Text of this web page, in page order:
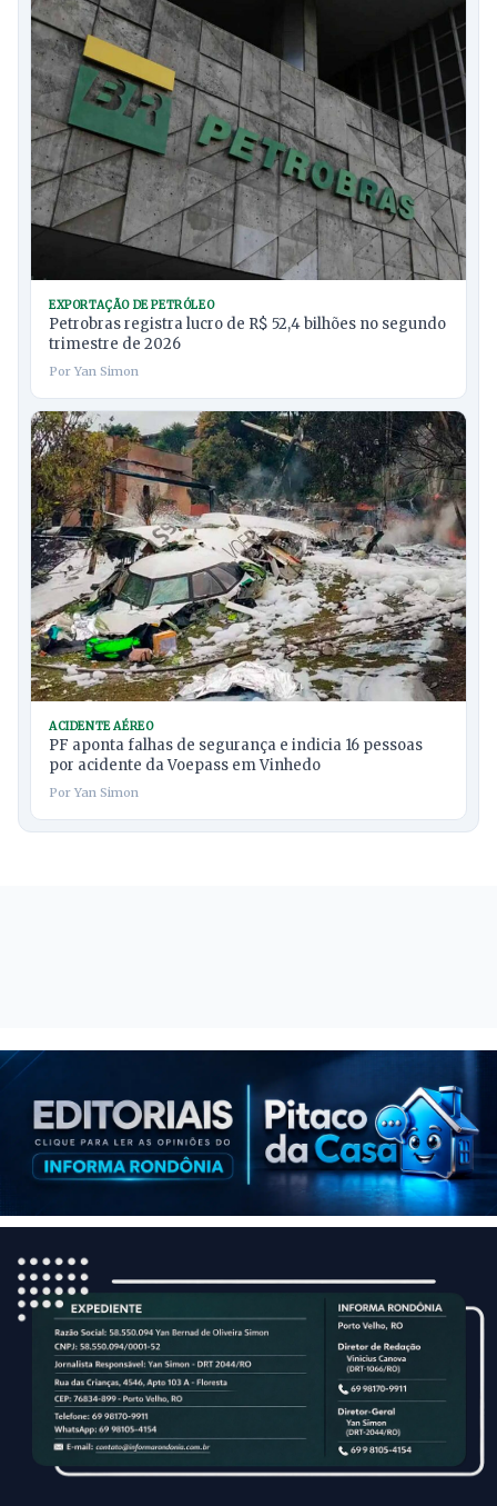
EXPORTAÇÃO DE PETRÓLEO
Petrobras registra lucro de R$ 52,4 bilhões no segundo
trimestre de 2026
Por Yan Simon
ACIDENTE AÉREO
PF aponta falhas de segurança e indicia 16 pessoas
por acidente da Voepass em Vinhedo
Por Yan Simon